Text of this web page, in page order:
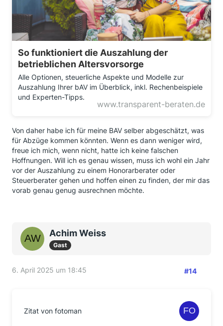
So funktioniert die Auszahlung der
betrieblichen Altersvorsorge
Alle Optionen, steuerliche Aspekte und Modelle zur
Auszahlung Ihrer bAV im Überblick, inkl. Rechenbeispiele
und Experten-Tipps.
www.transparent-beraten.de
Von daher habe ich für meine BAV selber abgeschätzt, was
für Abzüge kommen könnten. Wenn es dann weniger wird,
freue ich mich, wenn nicht, hatte ich keine falschen
Hoffnungen. Will ich es genau wissen, muss ich wohl ein Jahr
vor der Auszahlung zu einem Honorarberater oder
Steuerberater gehen und hoffen einen zu finden, der mir das
vorab genau genug ausrechnen möchte.
Achim Weiss
Gast
6. April 2025 um 18:45 #14
Zitat von fotoman